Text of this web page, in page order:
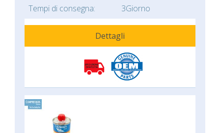
Tempi di consegna:
3Giorno
Dettagli